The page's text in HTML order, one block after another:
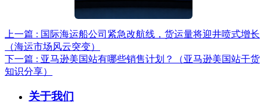
上一篇 : 国际海运船公司紧急改航线，货运量将迎井喷式增长
（海运市场风云突变）
下一篇 : 亚马逊美国站有哪些销售计划？（亚马逊美国站干货
知识分享）
关于我们